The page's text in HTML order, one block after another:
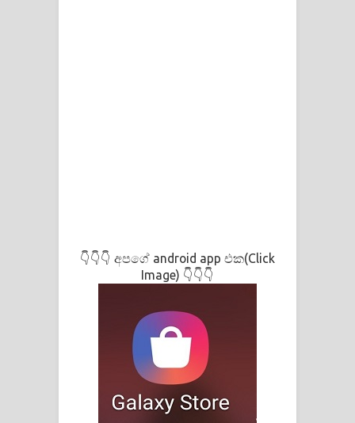
👇👇👇 අපගේ android app එක(Click
Image) 👇👇👇